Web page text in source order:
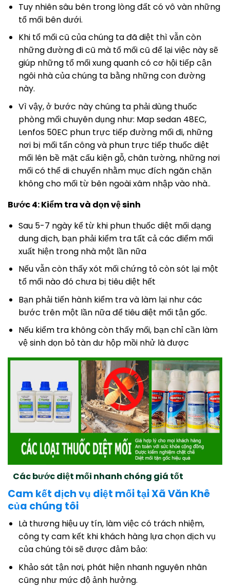
Tuy nhiên sâu bên trong lòng đất có vô vàn những
tổ mối bên dưới.
Khi tổ mối cũ của chúng ta đã diệt thì vẫn còn
những đường đi cũ mà tổ mối cũ để lại việc này sẽ
giúp những tổ mối xung quanh có cơ hội tiếp cận
ngôi nhà của chúng ta bằng những con đường
này.
Vì vậy, ở bước này chúng ta phải dùng thuốc
phòng mối chuyên dụng như: Map sedan 48EC,
Lenfos 50EC phun trực tiếp đường mối đi, những
nơi bị mối tấn công và phun trực tiếp thuốc diệt
mối lên bề mặt cấu kiện gỗ, chân tường, những nơi
mối có thể di chuyển nhằm mục đích ngăn chặn
không cho mối từ bên ngoài xâm nhập vào nhà..
Bước 4: Kiểm tra và dọn vệ sinh
Sau 5-7 ngày kể từ khi phun thuốc diệt mối dạng
dung dịch, bạn phải kiểm tra tất cả các điểm mối
xuất hiện trong nhà một lần nữa
Nếu vẫn còn thấy xót mối chứng tỏ còn sót lại một
tổ mối nào đó chưa bị tiêu diệt hết
Bạn phải tiến hành kiểm tra và làm lại như các
bước trên một lần nữa để tiêu diệt mối tận gốc.
Nếu kiểm tra không còn thấy mối, bạn chỉ cần làm
vệ sinh dọn bỏ tàn dư hộp mồi nhử là được
Các bước diệt mối nhanh chóng giá tốt
Cam kết dịch vụ diệt mối tại Xã Văn Khê
của chúng tôi
Là thương hiệu uy tín, làm việc có trách nhiệm,
công ty cam kết khi khách hàng lựa chọn dịch vụ
của chúng tôi sẽ được đảm bảo:
Khảo sát tận nơi, phát hiện nhanh nguyên nhân
cũng như mức độ ảnh hưởng.